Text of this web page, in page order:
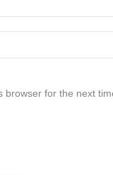
browser for the next